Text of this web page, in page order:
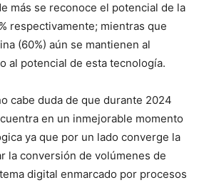
más se reconoce el potencial de la
respectivamente; mientras que
(60%) aún se mantienen al
al potencial de esta tecnología.
cabe duda de que durante 2024
en un inmejorable momento
ya que por un lado converge la
la conversión de volúmenes de
digital enmarcado por procesos